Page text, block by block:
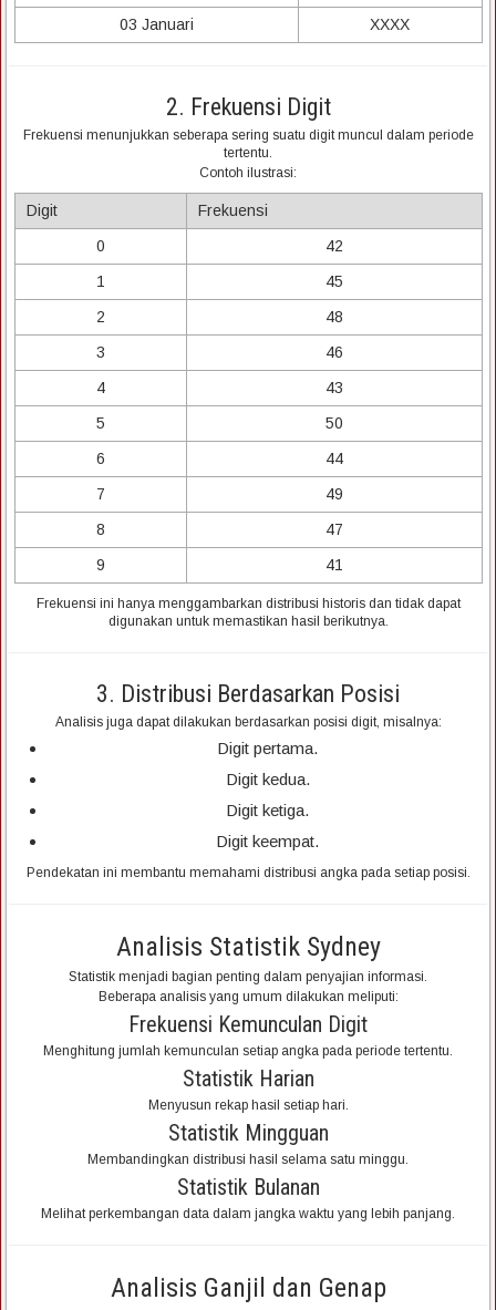
03 Januari
XXXX
2. Frekuensi Digit
Frekuensi menunjukkan seberapa sering suatu digit muncul dalam periode
tertentu.
Contoh ilustrasi:
Digit
Frekuensi
0
42
1
45
2
48
3
46
4
43
5
50
6
44
7
49
8
47
9
41
Frekuensi ini hanya menggambarkan distribusi historis dan tidak dapat
digunakan untuk memastikan hasil berikutnya.
3. Distribusi Berdasarkan Posisi
Analisis juga dapat dilakukan berdasarkan posisi digit, misalnya:
Digit pertama.
Digit kedua.
Digit ketiga.
Digit keempat.
Pendekatan ini membantu memahami distribusi angka pada setiap posisi.
Analisis Statistik Sydney
Statistik menjadi bagian penting dalam penyajian informasi.
Beberapa analisis yang umum dilakukan meliputi:
Frekuensi Kemunculan Digit
Menghitung jumlah kemunculan setiap angka pada periode tertentu.
Statistik Harian
Menyusun rekap hasil setiap hari.
Statistik Mingguan
Membandingkan distribusi hasil selama satu minggu.
Statistik Bulanan
Melihat perkembangan data dalam jangka waktu yang lebih panjang.
Analisis Ganjil dan Genap